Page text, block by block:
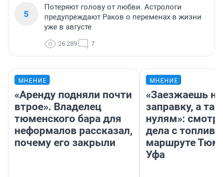
5
Потеряют голову от любви. Астрологи
предупреждают Раков о переменах в жизни
уже в августе
26 289 7
МНЕНИЕ
«Аренду подняли почти
втрое». Владелец
тюменского бара для
неформалов рассказал,
почему его закрыли
МНЕНИЕ
«Заезжаешь на
заправку, а
нулям»:
дела с
маршруте
Уфа